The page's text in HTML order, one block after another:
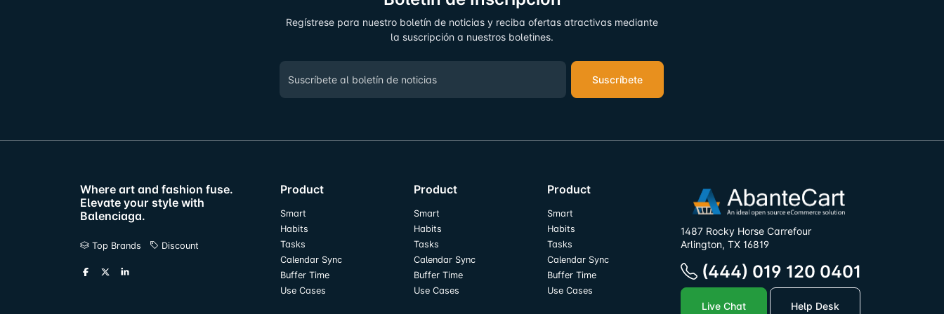
Regístrese para nuestro boletín de noticias y reciba ofertas atractivas mediante
la suscripción a nuestros boletines.
Suscríbete
Where art and fashion fuse.
Elevate your style with
Balenciaga.
Top Brands Discount
Product
Smart
Habits
Tasks
Calendar Sync
Buffer Time
Use Cases
Product
Smart
Habits
Tasks
Calendar Sync
Buffer Time
Use Cases
Product
Smart
Habits
Tasks
Calendar Sync
Buffer Time
Use Cases
1487 Rocky Horse Carrefour
Arlington, TX 16819
(444) 019 120 0401
Live Chat Help Desk